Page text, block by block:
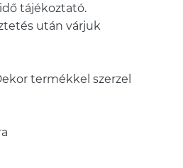
tájékoztató.
után várjuk
termékkel szerzel